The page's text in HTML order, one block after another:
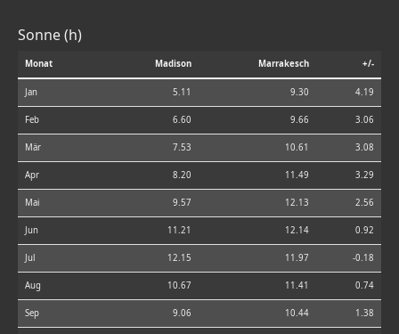
Sonne (h)
Monat Madison Marrakesch +/-
Jan 5.11 9.30 4.19
Feb 6.60 9.66 3.06
Mär 7.53 10.61 3.08
Apr 8.20 11.49 3.29
Mai 9.57 12.13 2.56
Jun 11.21 12.14 0.92
Jul 12.15 11.97 -0.18
Aug 10.67 11.41 0.74
Sep 9.06 10.44 1.38